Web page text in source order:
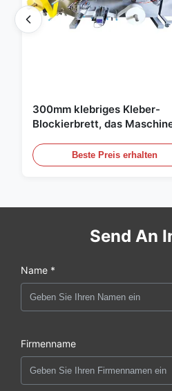
300mm klebriges Kleber-
Blockierbrett, das
Beste Preis erhalten
Send An
Name *
Firmenname